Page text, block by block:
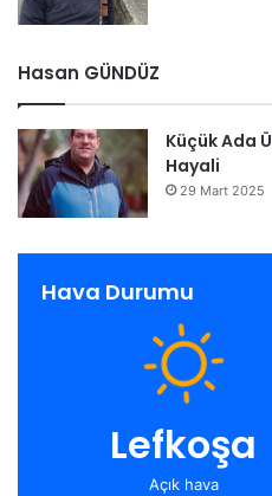
Hasan GÜNDÜZ
Küçük Ada
Hayali
29 Mart 2025
Hava Durumu
Lefkoşa
Açık hava